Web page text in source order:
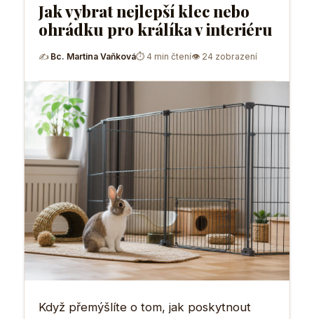
Jak vybrat nejlepší klec nebo
ohrádku pro králíka v interiéru
✍ Bc. Martina Vaňková⏱ 4 min čtení👁 24 zobrazení
Když přemýšlíte o tom, jak poskytnout